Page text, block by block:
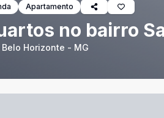
Apartamento
no bairro
Horizonte - MG